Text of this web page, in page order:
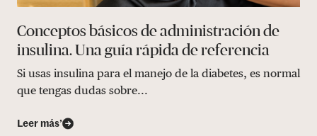
Conceptos básicos de administración de
insulina. Una guía rápida de referencia
Si usas insulina para el manejo de la diabetes, es normal
que tengas dudas sobre...
Leer más’